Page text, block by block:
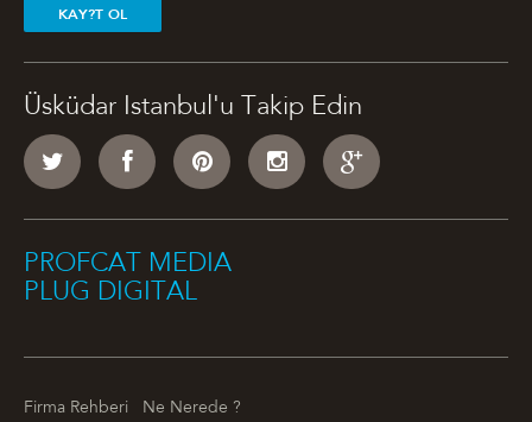
KAY?T OL
Üsküdar Istanbul'u Takip Edin
PROFCAT MEDIA
PLUG DIGITAL
Firma Rehberi
Ne Nerede ?